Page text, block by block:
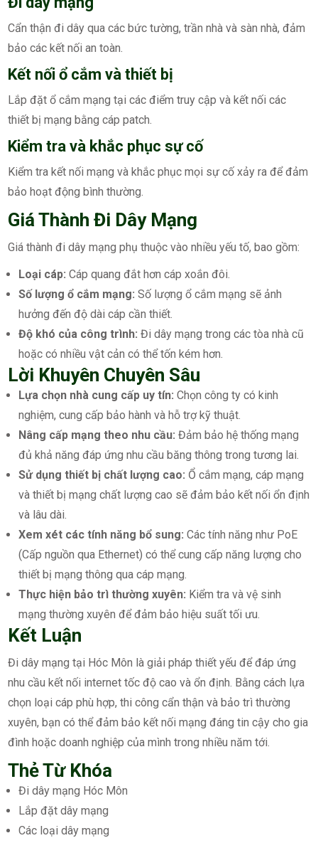
Cẩn thận đi dây qua các bức tường, trần nhà và sàn nhà, đảm
bảo các kết nối an toàn.
Kết nối ổ cắm và thiết bị
Lắp đặt ổ cắm mạng tại các điểm truy cập và kết nối các
thiết bị mạng bằng cáp patch.
Kiểm tra và khắc phục sự cố
Kiểm tra kết nối mạng và khắc phục mọi sự cố xảy ra để đảm
bảo hoạt động bình thường.
Giá Thành Đi Dây Mạng
Giá thành đi dây mạng phụ thuộc vào nhiều yếu tố, bao gồm:
Loại cáp: Cáp quang đắt hơn cáp xoắn đôi.
Số lượng ổ cắm mạng: Số lượng ổ cắm mạng sẽ ảnh
hưởng đến độ dài cáp cần thiết.
Độ khó của công trình: Đi dây mạng trong các tòa nhà cũ
hoặc có nhiều vật cản có thể tốn kém hơn.
Lời Khuyên Chuyên Sâu
Lựa chọn nhà cung cấp uy tín: Chọn công ty có kinh
nghiệm, cung cấp bảo hành và hỗ trợ kỹ thuật.
Nâng cấp mạng theo nhu cầu: Đảm bảo hệ thống mạng
đủ khả năng đáp ứng nhu cầu băng thông trong tương lai.
Sử dụng thiết bị chất lượng cao: Ổ cắm mạng, cáp mạng
và thiết bị mạng chất lượng cao sẽ đảm bảo kết nối ổn định
và lâu dài.
Xem xét các tính năng bổ sung: Các tính năng như PoE
(Cấp nguồn qua Ethernet) có thể cung cấp năng lượng cho
thiết bị mạng thông qua cáp mạng.
Thực hiện bảo trì thường xuyên: Kiểm tra và vệ sinh
mạng thường xuyên để đảm bảo hiệu suất tối ưu.
Kết Luận
Đi dây mạng tại Hóc Môn là giải pháp thiết yếu để đáp ứng
nhu cầu kết nối internet tốc độ cao và ổn định. Bằng cách lựa
chọn loại cáp phù hợp, thi công cẩn thận và bảo trì thường
xuyên, bạn có thể đảm bảo kết nối mạng đáng tin cậy cho gia
đình hoặc doanh nghiệp của mình trong nhiều năm tới.
Thẻ Từ Khóa
Đi dây mạng Hóc Môn
Lắp đặt dây mạng
Các loại dây mạng